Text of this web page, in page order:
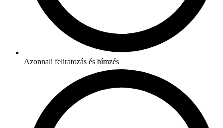
Azonnali feliratozás és hímzés